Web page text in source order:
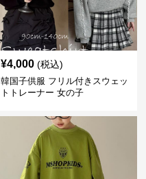
¥4,000 (税込)
韓国子供服 フリル付きスウェッ
トトレーナー 女の子